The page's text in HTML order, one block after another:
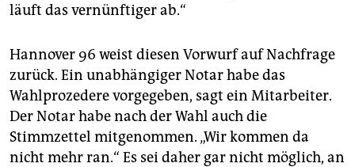
läuft das vernünftiger ab.“
Hannover 96 weist diesen Vorwurf auf Nachfrage
zurück. Ein unabhängiger Notar habe das
Wahlprozedere vorgegeben, sagt ein Mitarbeiter.
Der Notar habe nach der Wahl auch die
Stimmzettel mitgenommen. „Wir kommen da
nicht mehr ran.“ Es sei daher gar nicht möglich, an